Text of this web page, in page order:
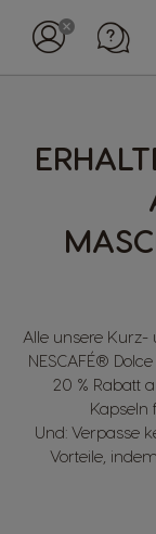
Alle unsere
NESCAFÉ®
20 % Rabatt
Kapseln
Und: Verpasse
Vorteile,